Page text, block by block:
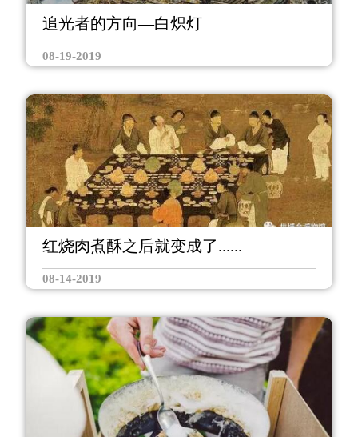
追光者的方向—白炽灯
08-19-2019
红烧肉煮酥之后就变成了......
08-14-2019